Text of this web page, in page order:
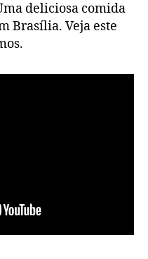
deliciosa comida
Brasília. Veja este